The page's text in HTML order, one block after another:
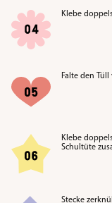
Klebe
Falte den
Klebe
Schultüte
Stecke